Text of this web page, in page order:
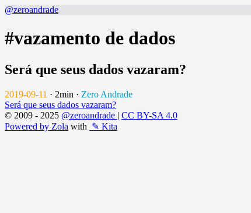
@zeroandrade
#vazamento de dados
Será que seus dados vazaram?
2019-09-11 · 2min · Zero Andrade
Será que seus dados vazaram?
© 2009 - 2025 @zeroandrade | CC BY-SA 4.0
Powered by Zola with ✎ Kita